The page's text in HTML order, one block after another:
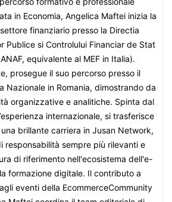
in Economia, Angelica Maftei inizia la
finanziario presso la Directia
Publice si Controlului Financiar de Stat
equivalente al MEF in Italia).
prosegue il suo percorso presso il
Nazionale in Romania, dimostrando da
organizzative e analitiche. Spinta dal
internazionale, si trasferisce
brillante carriera in Jusan Network,
responsabilità sempre più rilevanti e
di riferimento nell'ecosistema dell'e-
formazione digitale. Il contributo a
eventi della EcommerceCommunity